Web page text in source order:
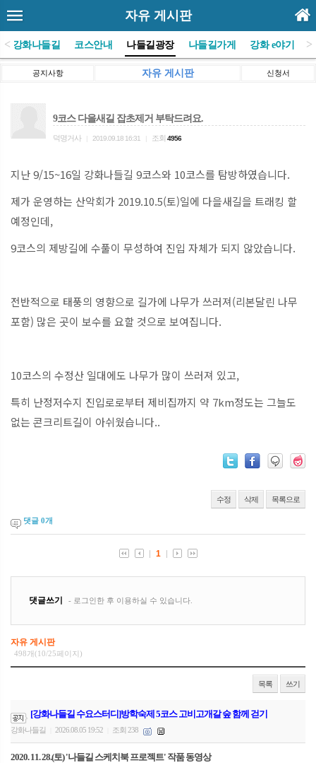
자유 게시판
<)강화나들길 코스안내 나들길광장 나들길가게 강화 e야기 >
공지사항 자유 게시판 신청서
9코스 다을새길 잡초제거 부탁드려요.
덕명거사 2019.09.18 16:31 조회 4956
지난 9/15~16일 강화나들길 9코스와 10코스를 탐방하였습니다.
제가 운영하는 산악회가 2019.10.5(토)일에 다을새길을 트래킹 할
예정인데,
9코스의 제방길에 수풀이 무성하여 진입 자체가 되지 않았습니다.
전반적으로 태풍의 영향으로 길가에 나무가 쓰러져(리본달린 나무
포함) 많은 곳이 보수를 요할 것으로 보여집니다.
10코스의 수정산 일대에도 나무가 많이 쓰러져 있고,
특히 난정저수지 진입로로부터 제비집까지 약 7km정도는 그늘도
없는 콘크리트길이 아쉬웠습니다..
수정 삭제 목록으로
댓글 0개
자유 게시판
498개(10/25페이지)
목록 쓰기
[강화나들길 수요스터디]방학숙제 5코스 고비고개갈 숲 함께 걷기
강화나들길 2026.08.05 19:52 조회 238
2020. 11. 28.(토) '나들길 스케치북 프로젝트' 작품 동영상